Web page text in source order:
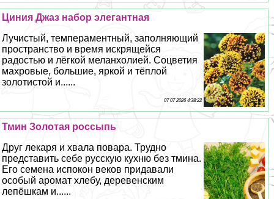
Циния Джаз набор элегантная
Лучистый, темпераментный, заполняющий
прострaнcтво и время искрящейся
радостью и лёгкой меланхолией. Соцветия
махровые, большие, яркой и тёплой
золотистой и......
07 07 2026 4:38:22
Тмин Золотая россыпь
Друг лекаря и хвала повара. Трудно
представить себе русскую кухню без тмина.
Его семена испокон веков придавали
особый аромат хлебу, деревенским
лепёшкам и......